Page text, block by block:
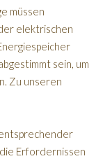
müssen
elektrischen
sein, um
Zu unseren
Erfordernissen